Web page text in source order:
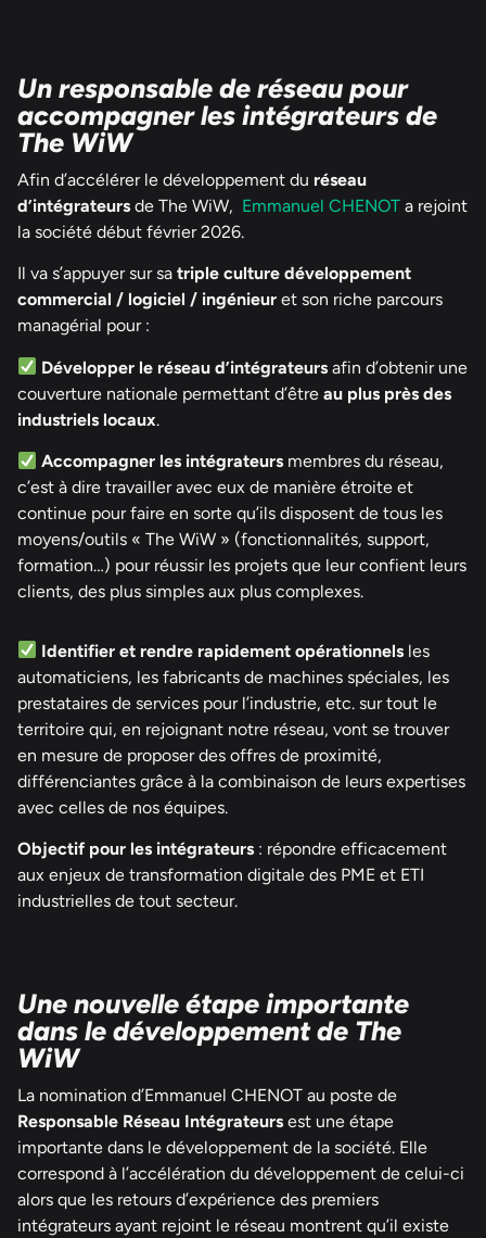
Un responsable de réseau pour
accompagner les intégrateurs de
The WiW
Afin d’accélérer le développement du réseau
d’intégrateurs de The WiW, Emmanuel CHENOT a rejoint
la société début février 2026.
Il va s’appuyer sur sa triple culture développement
commercial / logiciel / ingénieur et son riche parcours
managérial pour :
Développer le réseau d’intégrateurs afin d’obtenir une
couverture nationale permettant d’être au plus près des
industriels locaux.
Accompagner les intégrateurs membres du réseau,
c’est à dire travailler avec eux de manière étroite et
continue pour faire en sorte qu’ils disposent de tous les
moyens/outils « The WiW » (fonctionnalités, support,
formation…) pour réussir les projets que leur confient leurs
clients, des plus simples aux plus complexes.
Identifier et rendre rapidement opérationnels les
automaticiens, les fabricants de machines spéciales, les
prestataires de services pour l’industrie, etc. sur tout le
territoire qui, en rejoignant notre réseau, vont se trouver
en mesure de proposer des offres de proximité,
différenciantes grâce à la combinaison de leurs expertises
avec celles de nos équipes.
Objectif pour les intégrateurs : répondre efficacement
aux enjeux de transformation digitale des PME et ETI
industrielles de tout secteur.
Une nouvelle étape importante
dans le développement de The
WiW
La nomination d’Emmanuel CHENOT au poste de
Responsable Réseau Intégrateurs est une étape
importante dans le développement de la société. Elle
correspond à l’accélération du développement de celui-ci
alors que les retours d’expérience des premiers
intégrateurs ayant rejoint le réseau montrent qu’il existe